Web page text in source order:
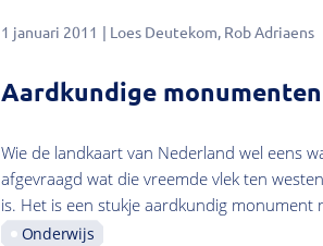
1 januari 2011 Loes Deutekom Rob Adriaens
Aardkundige
Wie de landkaart van Nederland wel eens
afgevraagd wat die vreemde vlek ten
is. Het is een stukje aardkundig monument
Onderwijs